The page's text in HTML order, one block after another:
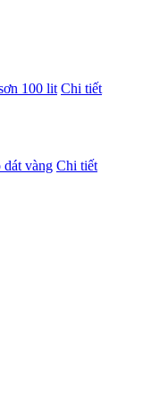
100 lit Chi tiết
vàng Chi tiết